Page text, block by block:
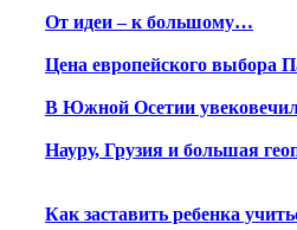
От идеи – к большому…
Цена европейского выбора
В Южной Осетии
Науру, Грузия и большая
Как заставить ребенка